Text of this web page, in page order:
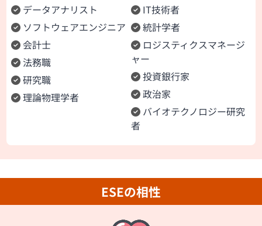
データアナリスト
ソフトウェアエンジニア
会計士
法務職
研究職
理論物理学者
IT技術者
統計学者
ロジスティクスマネージ
ャー
投資銀行家
政治家
バイオテクノロジー研究
者
ESEの相性